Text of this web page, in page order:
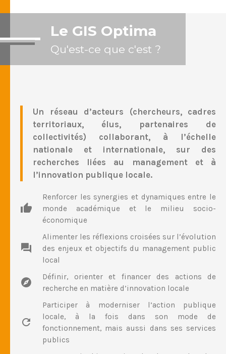
Le GIS Optima
Qu'est-ce que c'est ?
Un réseau d’acteurs (chercheurs, cadres
territoriaux, élus, partenaires de
collectivités) collaborant, à l’échelle
nationale et internationale, sur des
recherches liées au management et à
l’innovation publique locale.
Renforcer les synergies et dynamiques entre le
monde académique et le milieu socio-
économique
Alimenter les réflexions croisées sur l’évolution
des enjeux et objectifs du management public
local
Définir, orienter et financer des actions de
recherche en matière d’innovation locale
Participer à moderniser l’action publique
locale, à la fois dans son mode de
fonctionnement, mais aussi dans ses services
publics